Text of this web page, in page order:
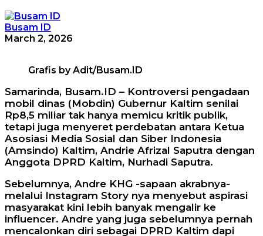
Busam ID
March 2, 2026
Grafis by Adit/Busam.ID
Samarinda, Busam.ID – Kontroversi pengadaan
mobil dinas (Mobdin) Gubernur Kaltim senilai
Rp8,5 miliar tak hanya memicu kritik publik,
tetapi juga menyeret perdebatan antara Ketua
Asosiasi Media Sosial dan Siber Indonesia
(Amsindo) Kaltim, Andrie Afrizal Saputra dengan
Anggota DPRD Kaltim, Nurhadi Saputra.
Sebelumnya, Andre KHG -sapaan akrabnya-
melalui Instagram Story nya menyebut aspirasi
masyarakat kini lebih banyak mengalir ke
influencer. Andre yang juga sebelumnya pernah
mencalonkan diri sebagai DPRD Kaltim dapi